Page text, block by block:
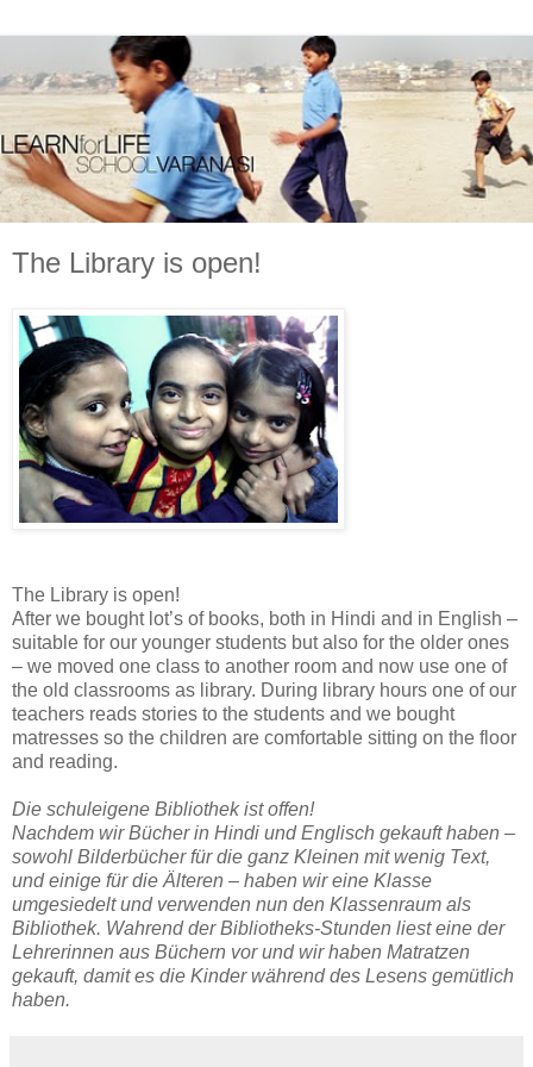
The Library is open!
The Library is open!
After we bought lot’s of books, both in Hindi and in English –
suitable for our younger students but also for the older ones
– we moved one class to another room and now use one of
the old classrooms as library. During library hours one of our
teachers reads stories to the students and we bought
matresses so the children are comfortable sitting on the floor
and reading.
Die schuleigene Bibliothek ist offen!
Nachdem wir Bücher in Hindi und Englisch gekauft haben –
sowohl Bilderbücher für die ganz Kleinen mit wenig Text,
und einige für die Älteren – haben wir eine Klasse
umgesiedelt und verwenden nun den Klassenraum als
Bibliothek. Wahrend der Bibliotheks-Stunden liest eine der
Lehrerinnen aus Büchern vor und wir haben Matratzen
gekauft, damit es die Kinder während des Lesens gemütlich
haben.